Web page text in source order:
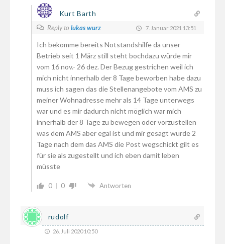
Kurt Barth
Reply to lukas wurz 7. Januar 2021 13:51
Ich bekomme bereits Notstandshilfe da unser
Betrieb seit 1 März still steht bochdazu würde mir
vom 16 nov.- 26 dez. Der Bezug gestrichen weil ich
mich nicht innerhalb der 8 Tage beworben habe dazu
muss ich sagen das die Stellenangebote vom AMS zu
meiner Wohnadresse mehr als 14 Tage unterwegs
war und es mir dadurch nicht möglich war mich
innerhalb der 8 Tage zu bewegen oder vorzustellen
was dem AMS aber egal ist und mir gesagt wurde 2
Tage nach dem das AMS die Post wegschickt gilt es
für sie als zugestellt und ich eben damit leben
müsste
0 0 Antworten
rudolf
26. Juli 2020 10:50